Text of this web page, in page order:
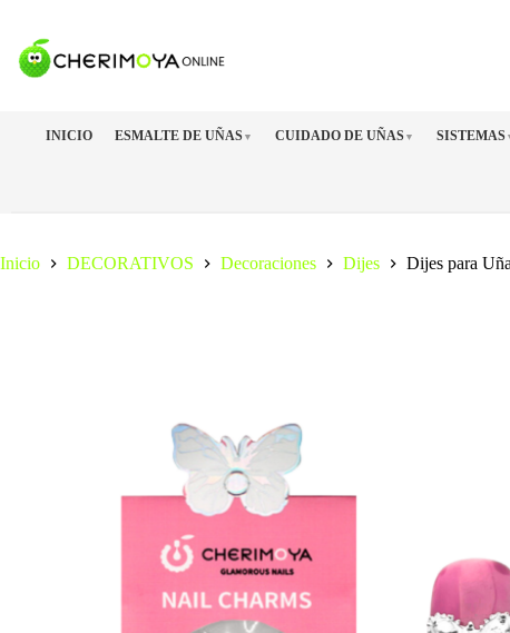
contenido
INICIO ESMALTE DE UÑAS ▼ CUIDADO DE UÑAS ▼ SISTEMAS
Inicio DECORATIVOS Decoraciones Dijes Dijes para